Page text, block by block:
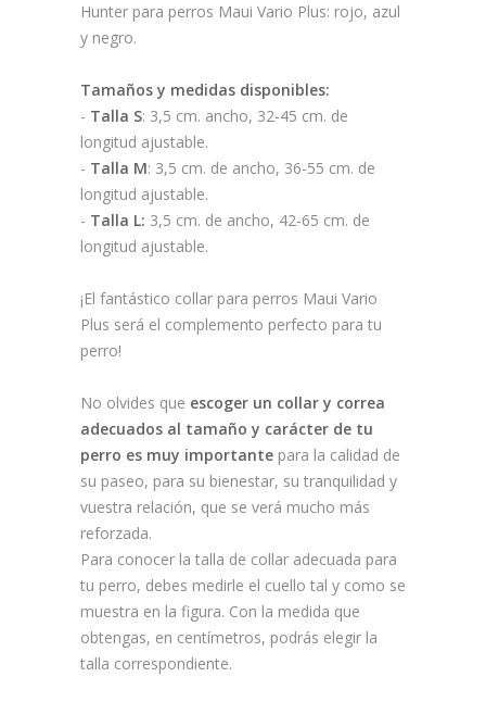
Hunter para perros Maui Vario Plus: rojo, azul
y negro.
Tamaños y medidas disponibles:
- Talla S: 3,5 cm. ancho, 32-45 cm. de
longitud ajustable.
- Talla M: 3,5 cm. de ancho, 36-55 cm. de
longitud ajustable.
- Talla L: 3,5 cm. de ancho, 42-65 cm. de
longitud ajustable.
¡El fantástico collar para perros Maui Vario
Plus será el complemento perfecto para tu
perro!
No olvides que escoger un collar y correa
adecuados al tamaño y carácter de tu
perro es muy importante para la calidad de
su paseo, para su bienestar, su tranquilidad y
vuestra relación, que se verá mucho más
reforzada.
Para conocer la talla de collar adecuada para
tu perro, debes medirle el cuello tal y como se
muestra en la figura. Con la medida que
obtengas, en centímetros, podrás elegir la
talla correspondiente.